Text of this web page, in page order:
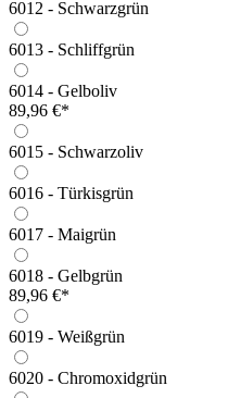
6012 - Schwarzgrün
6013 - Schliffgrün
6014 - Gelboliv
89,96 €*
6015 - Schwarzoliv
6016 - Türkisgrün
6017 - Maigrün
6018 - Gelbgrün
89,96 €*
6019 - Weißgrün
6020 - Chromoxidgrün